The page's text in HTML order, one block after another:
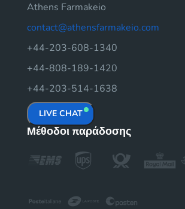
Athens Farmakeio
contact@athensfarmakeio.com
+44-203-608-1340
+44-808-189-1420
+44-203-514-1638
LIVE CHAT
Μέθοδοι παράδοσης